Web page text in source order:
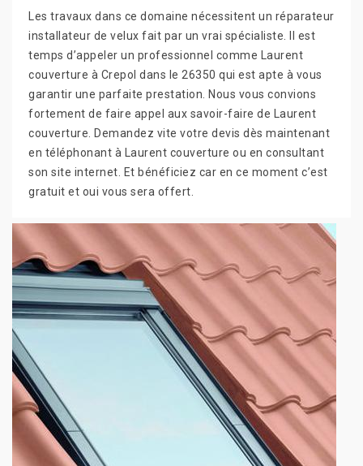
Les travaux dans ce domaine nécessitent un réparateur
installateur de velux fait par un vrai spécialiste. Il est
temps d’appeler un professionnel comme Laurent
couverture à Crepol dans le 26350 qui est apte à vous
garantir une parfaite prestation. Nous vous convions
fortement de faire appel aux savoir-faire de Laurent
couverture. Demandez vite votre devis dès maintenant
en téléphonant à Laurent couverture ou en consultant
son site internet. Et bénéficiez car en ce moment c’est
gratuit et oui vous sera offert.